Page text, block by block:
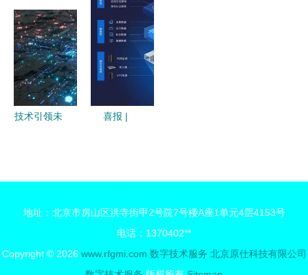
动媒体服务
升级
服务为引
擎，加速拓
展B2B大客
户业务版图
技术引领未
革
喜报 |
产品创新创
意大赛铜
奖，数字技
地址：北京市房山区洪寺街甲2号院7号楼A座1单元4层4153号
电话：1370402**
Copyright © 2026 www.rfgmi.com 数字技术服务 北京原仕科技有限公司